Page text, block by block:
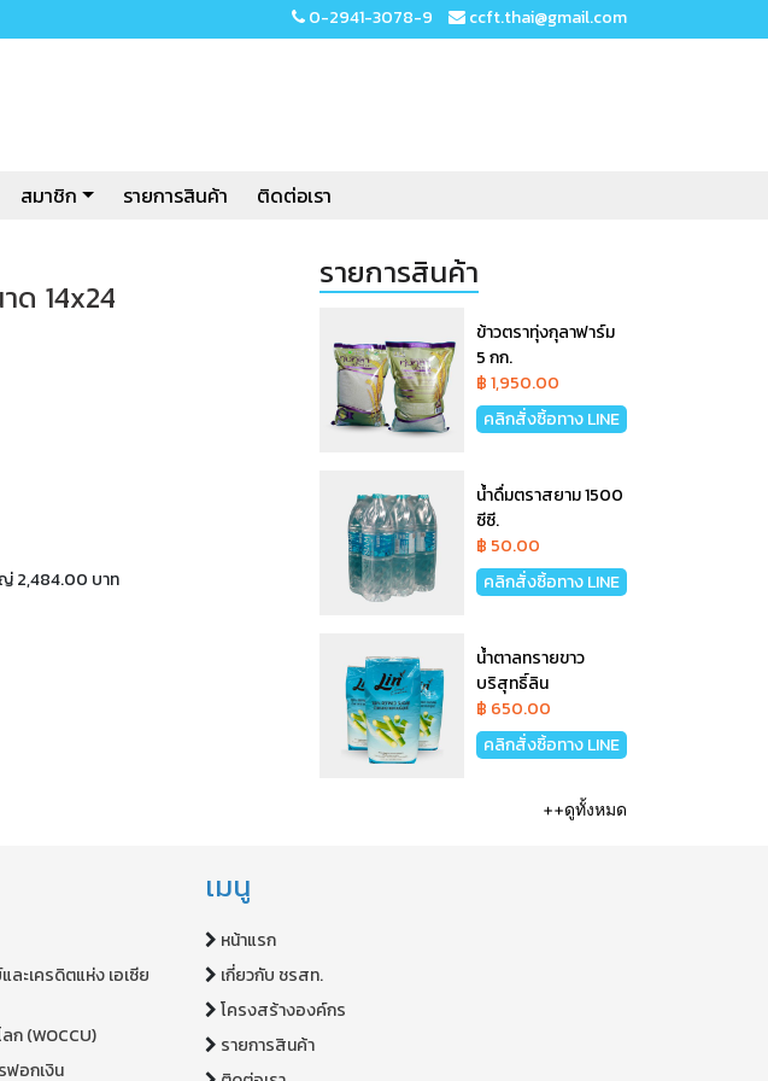
0-2941-3078-9 ccft.thai@gmail.com
สมาชิก รายการสินค้า ติดต่อเรา
ด 14x24
ญ่ 2,484.00 บาท
รายการสินค้า
ข้าวตราทุ่งกุลาฟาร์ม
5 กก.
฿ 1,950.00
คลิกสั่งซิ้อทาง LINE
น้ำดื่มตราสยาม 1500
ซีซี.
฿ 50.00
คลิกสั่งซิ้อทาง LINE
น้ำตาลทรายขาว
บริสุทธิ์ลิน
฿ 650.00
คลิกสั่งซิ้อทาง LINE
++ดูทั้งหมด
เครดิตแห่ง เอเซีย
(WOCCU)
ฟอกเงิน
เมนู
หน้าแรก
เกี่ยวกับ ชรสท.
โครงสร้างองค์กร
รายการสินค้า